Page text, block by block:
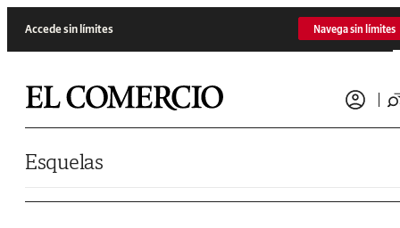
Accede sin límites Navega sin límites
Esquelas